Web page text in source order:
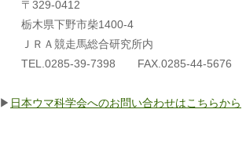
〒329-0412
栃木県下野市柴1400-4
ＪＲＡ競走馬総合研究所内
TEL.0285-39-7398 FAX.0285-44-5676
▶ 日本ウマ科学会へのお問い合わせはこちらから